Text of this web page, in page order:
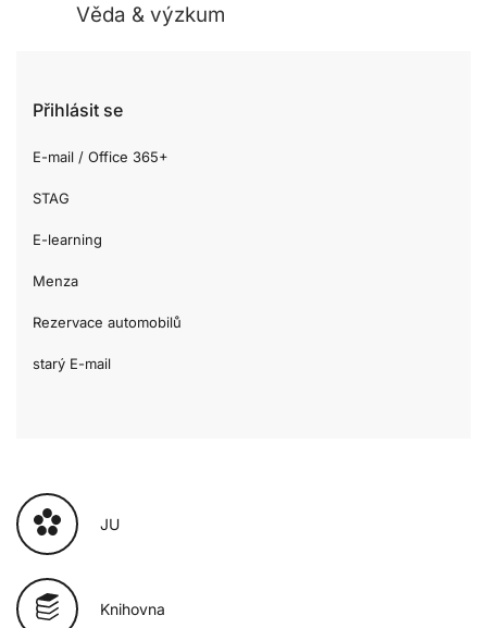
Věda & výzkum
Přihlásit se
E-mail / Office 365+
STAG
E-learning
Menza
Rezervace automobilů
starý E-mail
JU
Knihovna